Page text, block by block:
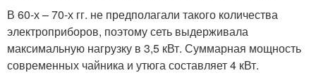
В 60-х – 70-х гг. не предполагали такого количества
электроприборов, поэтому сеть выдерживала
максимальную нагрузку в 3,5 кВт. Суммарная мощность
современных чайника и утюга составляет 4 кВт.